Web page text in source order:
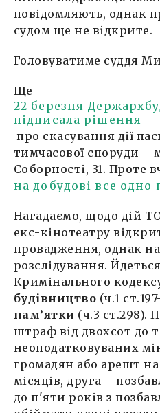
повідомляють, однак
судом ще не відкрите.
Головуватиме суддя
Ще
22 березня
підписала рішення
про скасування дії
тимчасової споруди –
Соборності, 31. Проте
на добудові все одно
Нагадаємо, щодо дій
екс-кінотеатру
провадження, однак
розслідування.
Кримінального
будівництво (ч.1
пам’ятки (ч.3 ст.298).
штраф від двохсот до
неоподатковуваних
громадян або арешт
місяців, друга –
до п'яти років з